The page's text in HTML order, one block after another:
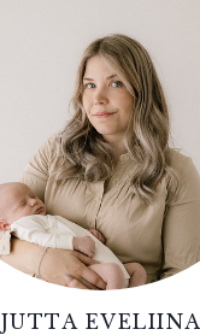
JUTTA EVELIINA